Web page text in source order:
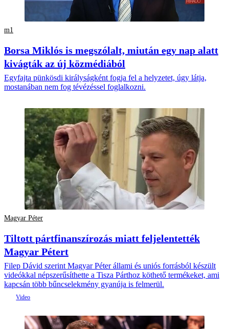
m1
Borsa Miklós is megszólalt, miután egy nap alatt
kivágták az új közmédiából
Egyfajta pünkösdi királyságként fogja fel a helyzetet, úgy látja,
mostanában nem fog tévézéssel foglalkozni.
Magyar Péter
Tiltott pártfinanszírozás miatt feljelentették
Magyar Pétert
Filep Dávid szerint Magyar Péter állami és uniós forrásból készült
videókkal népszerűsíthette a Tisza Párthoz köthető termékeket, ami
kapcsán több bűncselekmény gyanúja is felmerül.